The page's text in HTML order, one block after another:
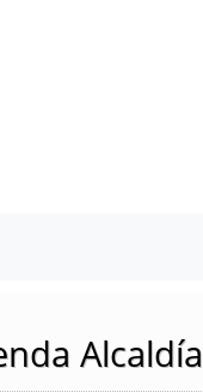
Alcaldía